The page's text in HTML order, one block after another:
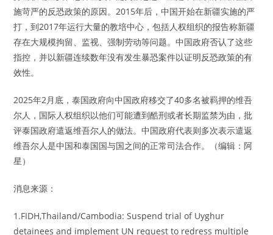
施苛严的反恐政策的原因。2015年后，中国开始在新疆实施的严
打，到2017年运行大量的教培中心，包括人权组织的报告称新疆
存在大规模拘留、监视、强制劳动等问题。中国政府否认了这些
指控，并以新疆连续数年没有发生暴恐案件以证明反恐政策的有
效性。
2025年2月底，泰国政府向中国政府移交了40多名被羁押的维吾
尔人，国际人权组织以他们可能遭到酷刑或者长期监禁为由，批
评泰国政府遣返维吾尔人的做法。中国政府代表则多次表示遣返
维吾尔人是中国和泰国国与国之间的正常司法合作。（编辑：阿
星）
消息来源：
1.FIDH,Thailand/Cambodia: Suspend trial of Uyghur
detainees and implement UN request to redress multiple